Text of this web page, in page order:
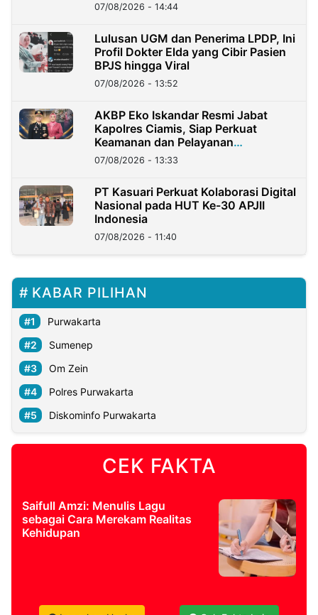
07/08/2026 - 14:44
Lulusan UGM dan Penerima LPDP, Ini
Profil Dokter Elda yang Cibir Pasien
BPJS hingga Viral
07/08/2026 - 13:52
AKBP Eko Iskandar Resmi Jabat
Kapolres Ciamis, Siap Perkuat
Keamanan dan Pelayanan
Masyarakat
07/08/2026 - 13:33
PT Kasuari Perkuat Kolaborasi Digital
Nasional pada HUT Ke-30 APJII
Indonesia
07/08/2026 - 11:40
KABAR PILIHAN
Purwakarta
Sumenep
Om Zein
Polres Purwakarta
Diskominfo Purwakarta
CEK FAKTA
Saifull Amzi: Menulis Lagu
sebagai Cara Merekam Realitas
Kehidupan